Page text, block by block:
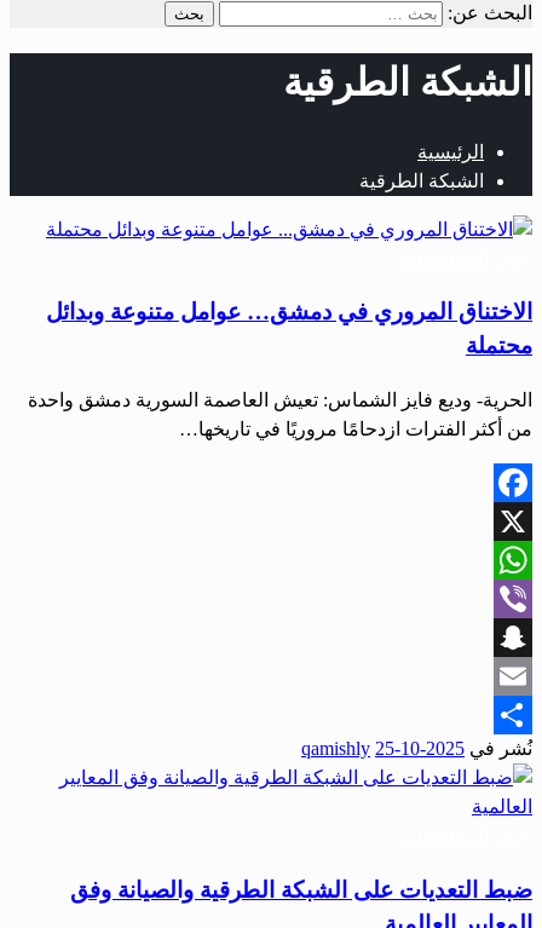
البحث عن:
الشبكة الطرقية
الرئيسية
الشبكة الطرقية
الاختناق المروري في دمشق… عوامل متنوعة وبدائل
محتملة
الحرية- وديع فايز الشماس: تعيش العاصمة السورية دمشق واحدة
من أكثر الفترات ازدحامًا مروريًا في تاريخها…
Facebook
X
WhatsApp
Viber
Snapchat
Email
Share
نُشر في 2025-10-25
qamishly
ضبط التعديات على الشبكة الطرقية والصيانة وفق